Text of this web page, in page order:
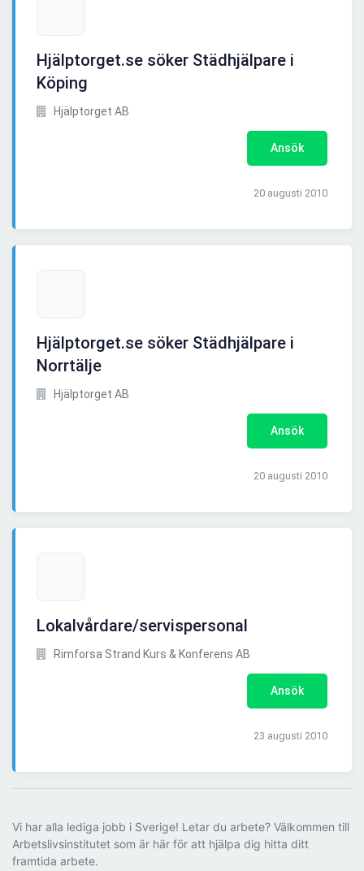
Hjälptorget.se söker Städhjälpare i
Köping
Hjälptorget AB
Ansök
20 augusti 2010
Hjälptorget.se söker Städhjälpare i
Norrtälje
Hjälptorget AB
Ansök
20 augusti 2010
Lokalvårdare/servispersonal
Rimforsa Strand Kurs & Konferens AB
Ansök
23 augusti 2010
Vi har alla lediga jobb i Sverige! Letar du arbete? Välkommen till
Arbetslivsinstitutet som är här för att hjälpa dig hitta ditt
framtida arbete.